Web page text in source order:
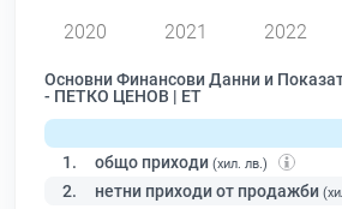
2020 2021 2022
Основни Финансови Данни и
- ПЕТКО ЦЕНОВ | ЕТ
1. общо приходи (хил. лв.)
2. нетни приходи от продажби